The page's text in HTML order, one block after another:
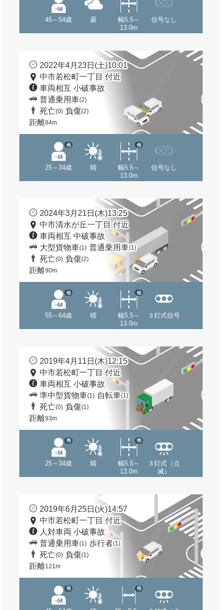
45～54歳 曇
幅5.5～
13.0m
信号なし
2022年4月23日(土)10:01
中市若松町一丁目 付近
車両相互 小破事故
普通乗用車(2)
死亡(0) 負傷(2)
距離84m
25～34歳
他
晴
幅5.5～
13.0m
他
信号なし
2024年3月21日(木)13:25
中市清水が丘一丁目 付近
車両相互 中破事故
大型貨物車(1) 普通乗用車(1)
死亡(0) 負傷(2)
距離90m
55～64歳
他
晴
幅5.5～
13.0m
他
３灯式信号
2019年4月11日(木)12:15
中市若松町一丁目 付近
車両相互 小破事故
準中型貨物車(1) 自転車(1)
死亡(0) 負傷(1)
距離93m
25～34歳
他
晴
幅5.5～
13.0m
他
３灯式（点
滅）
2019年6月25日(火)14:57
中市若松町一丁目 付近
人対車両 小破事故
普通乗用車(1) 歩行者(1)
死亡(0) 負傷(1)
距離121m
他 他